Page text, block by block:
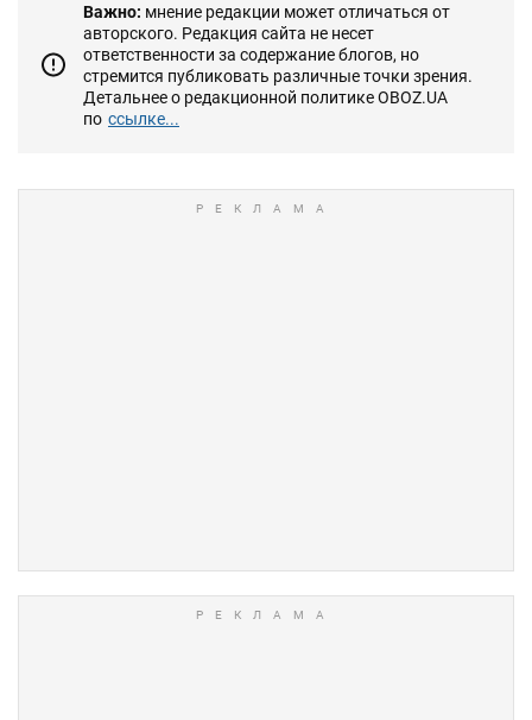
Важно: мнение редакции может отличаться от
авторского. Редакция сайта не несет
ответственности за содержание блогов, но
стремится публиковать различные точки зрения.
Детальнее о редакционной политике OBOZ.UA
по ссылке...